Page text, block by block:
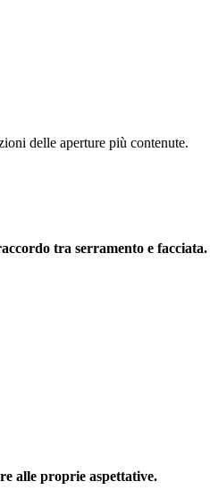
delle aperture più contenute.
tra serramento e facciata.
alle proprie aspettative.